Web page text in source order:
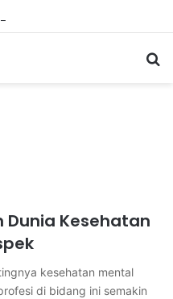
Dunia Kesehatan
kesehatan mental
di bidang ini semakin